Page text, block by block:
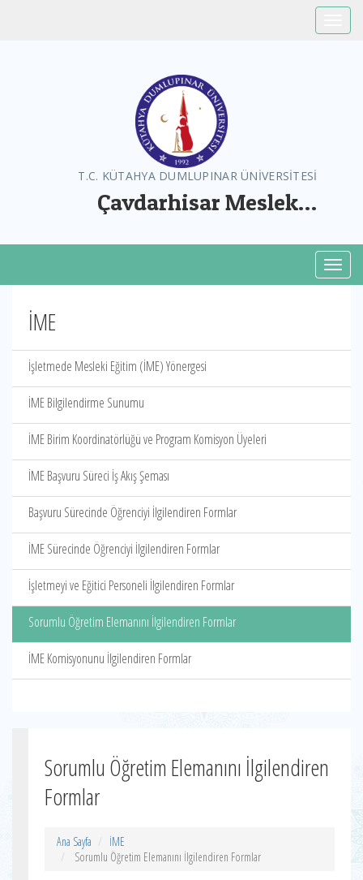
T.C. KÜTAHYA DUMLUPINAR ÜNİVERSİTESİ
Çavdarhisar Meslek
İME
İşletmede Mesleki Eğitim (İME) Yönergesi
İME Bilgilendirme Sunumu
İME Birim Koordinatörlüğü ve Program Komisyon Üyeleri
İME Başvuru Süreci İş Akış Şeması
Başvuru Sürecinde Öğrenciyi İlgilendiren Formlar
İME Sürecinde Öğrenciyi İlgilendiren Formlar
İşletmeyi ve Eğitici Personeli İlgilendiren Formlar
Sorumlu Öğretim Elemanını İlgilendiren Formlar
İME Komisyonunu İlgilendiren Formlar
Sorumlu Öğretim Elemanını İlgilendiren
Formlar
Ana Sayfa
İME
Sorumlu Öğretim Elemanını İlgilendiren Formlar